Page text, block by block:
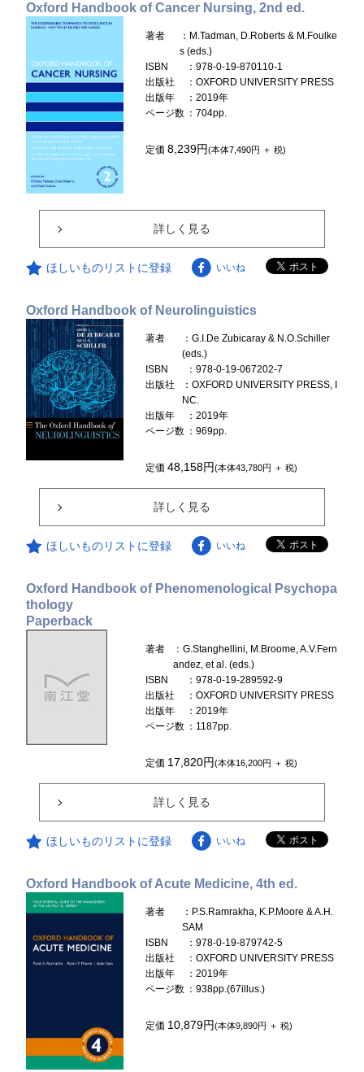
Oxford Handbook of Cancer Nursing, 2nd ed.
著者
：M.Tadman, D.Roberts & M.Foulke
s (eds.)
ISBN
：978-0-19-870110-1
出版社
：OXFORD UNIVERSITY PRESS
出版年
：2019年
ページ数 ：704pp.
定価8,239円(本体7,490円 ＋ 税)
詳しく見る
ほしいものリストに登録 いいね
Oxford Handbook of Neurolinguistics
著者
：G.I.De Zubicaray & N.O.Schiller
(eds.)
ISBN
：978-0-19-067202-7
出版社
：OXFORD UNIVERSITY PRESS, I
NC.
出版年
：2019年
ページ数 ：969pp.
定価48,158円(本体43,780円 ＋ 税)
詳しく見る
ほしいものリストに登録 いいね
Oxford Handbook of Phenomenological Psychopa
thology
Paperback
著者
：G.Stanghellini, M.Broome, A.V.Fern
andez, et al. (eds.)
ISBN
：978-0-19-289592-9
出版社
：OXFORD UNIVERSITY PRESS
出版年
：2019年
ページ数 ：1187pp.
定価 17,820円(本体16,200円 ＋ 税)
詳しく見る
ほしいものリストに登録 いいね
Oxford Handbook of Acute Medicine, 4th ed.
著者
：P.S.Ramrakha, K.P.Moore & A.H.
SAM
ISBN
：978-0-19-879742-5
出版社
：OXFORD UNIVERSITY PRESS
出版年
：2019年
ページ数 ：938pp.(67illus.)
定価 10,879円(本体9,890円 ＋ 税)